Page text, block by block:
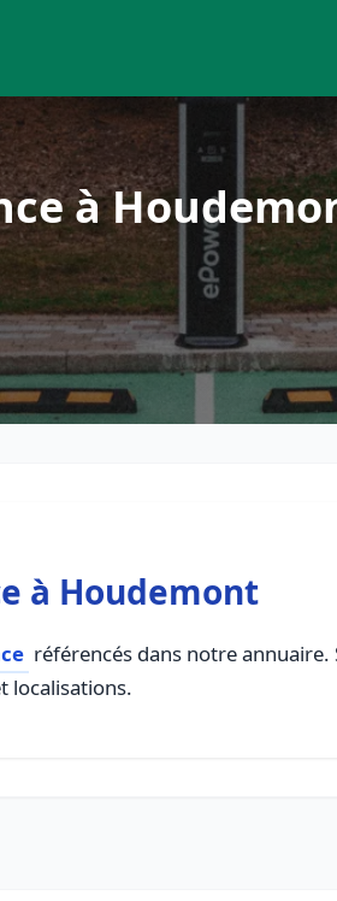
à
à Houdemont
référencés dans notre
localisations.